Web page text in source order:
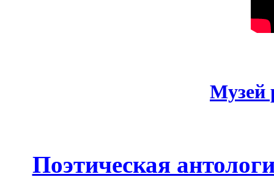
Музей
Поэтическая